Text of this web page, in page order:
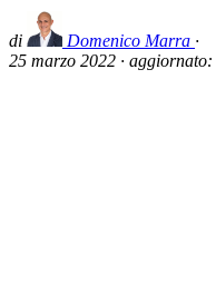
di Domenico Marra ·
25 marzo 2022 · aggiornato: